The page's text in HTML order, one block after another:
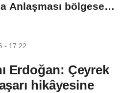
Anlaşması bölgesel
- 17:22
Erdoğan: Çeyrek
hikâyesine